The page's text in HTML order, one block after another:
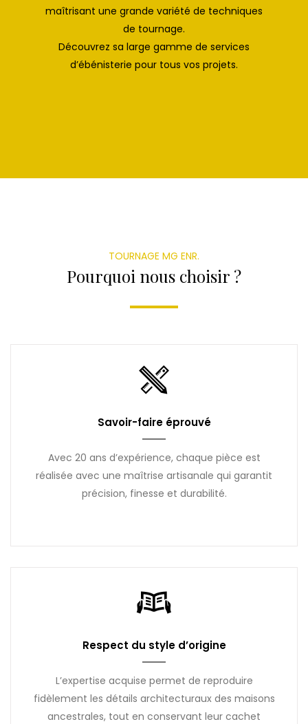
maîtrisant une grande variété de techniques
de tournage.
Découvrez sa large gamme de services
d’ébénisterie pour tous vos projets.
TOURNAGE MG ENR.
Pourquoi nous choisir ?
Savoir-faire éprouvé
Avec 20 ans d’expérience, chaque pièce est
réalisée avec une maîtrise artisanale qui garantit
précision, finesse et durabilité.
Respect du style d’origine
L’expertise acquise permet de reproduire
fidèlement les détails architecturaux des maisons
ancestrales, tout en conservant leur cachet